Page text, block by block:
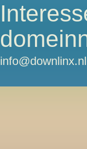
info@downlinx.nl